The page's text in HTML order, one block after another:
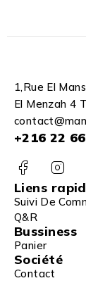
1,Rue El
El Menzah 4
+216 22
Liens
Suivi De
Q&R
Bussiness
Panier
Société
Contact